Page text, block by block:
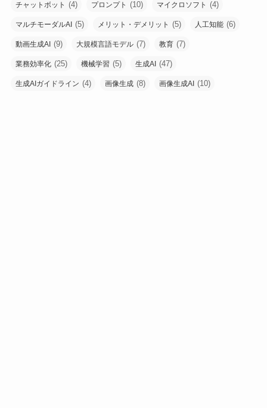
チャットボット (4) プロンプト (10) マイクロソフト (4)
マルチモーダルAI (5) メリット・デメリット (5) 人工知能 (6)
動画生成AI (9) 大規模言語モデル (7) 教育 (7)
業務効率化 (25) 機械学習 (5) 生成AI (47)
生成AIガイドライン (4) 画像生成 (8) 画像生成AI (10)